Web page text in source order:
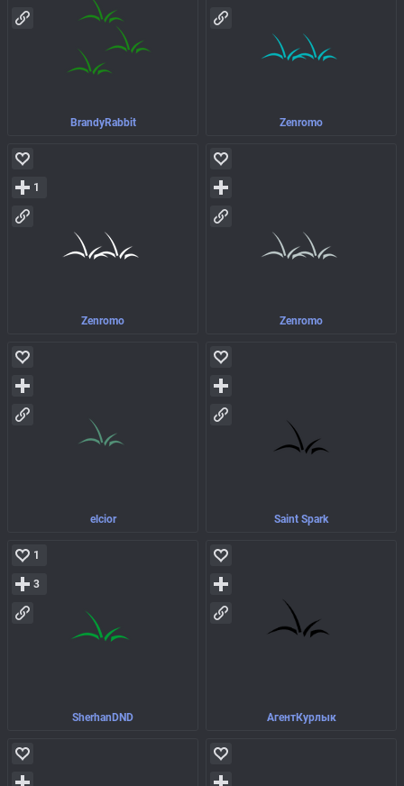
BrandyRabbit Zenromo
Zenromo
1
Zenromo
elcior Saint Spark
SherhanDND
1
3
АгентКурлык